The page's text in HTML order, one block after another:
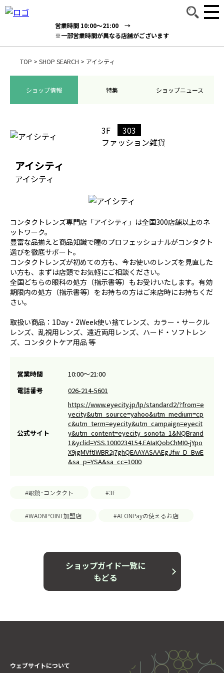
営業時間 10:00～21:00 →
※一部営業時間が異なる店舗がございます
TOP > SHOP SEARCH > アイシティ
ショップ情報 特集 ショップニュース
3F
303
ファッション雑貨
アイシティ
アイシティ
コンタクトレンズ専門店「アイシティ」は全国300店舗以上のネ
ットワーク。
豊富な品揃えと商品知識で瞳のプロフェッショナルがコンタクト
選びを徹底サポート。
コンタクトレンズが初めての方も、今お使いのレンズを見直した
い方も、まずは店頭でお気軽にご相談ください。
全国どちらの眼科の処方（指示書等）もお受けいたします。有効
期限内の処方（指示書等）をお持ちの方はご来店時にお持ちくだ
さい。
取扱い商品：1Day・2Week使い捨てレンズ、カラー・サークル
レンズ、乱視用レンズ、遠近両用レンズ、ハード・ソフトレン
ズ、コンタクトケア用品 等
営業時間
10:00～21:00
電話番号
026-214-5601
公式サイト
https://www.eyecity.jp/lp/standard2/?from=e
yecity&utm_source=yahoo&utm_medium=cp
c&utm_term=eyecity&utm_campaign=eyecit
y&utm_content=eyecity_sonota_1&NQBrand
1&yclid=YSS.1000234154.EAIaIQobChMI0-jYpo
X9jgMVftIWBR2j7ghQEAAYASAAEgJfw_D_BwE
&sa_p=YSA&sa_cc=1000
#眼鏡･コンタクト #3F
#WAONPOINT加盟店 #AEONPayの使えるお店
ショップガイド一覧に
もどる
ウェブサイトについて